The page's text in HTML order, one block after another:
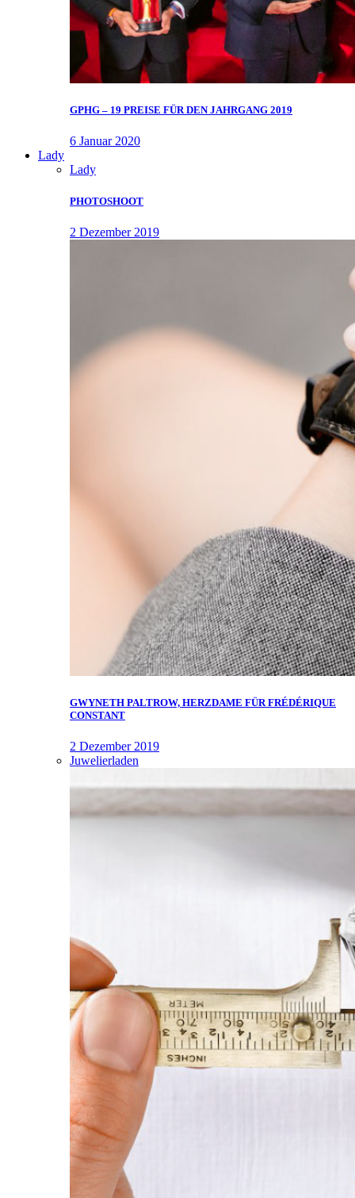
GPHG – 19 PREISE FÜR DEN JAHRGANG 2019
6 Januar 2020
Lady
Lady
PHOTOSHOOT
2 Dezember 2019
GWYNETH PALTROW, HERZDAME FÜR FRÉDÉRIQUE
CONSTANT
2 Dezember 2019
Juwelierladen